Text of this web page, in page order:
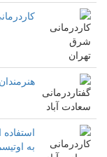
استفاده
به